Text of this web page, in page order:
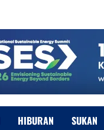
HIBURAN SUKAN